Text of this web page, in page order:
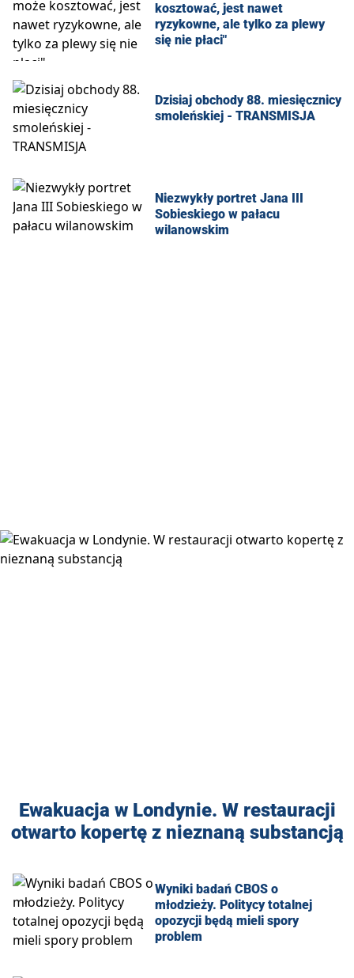
kosztować, jest nawet
ryzykowne, ale tylko za plewy
się nie płaci"
Dzisiaj obchody 88. miesięcznicy
smoleńskiej - TRANSMISJA
Niezwykły portret Jana III
Sobieskiego w pałacu
wilanowskim
Ewakuacja w Londynie. W restauracji
otwarto kopertę z nieznaną substancją
Wyniki badań CBOS o
młodzieży. Politycy totalnej
opozycji będą mieli spory
problem